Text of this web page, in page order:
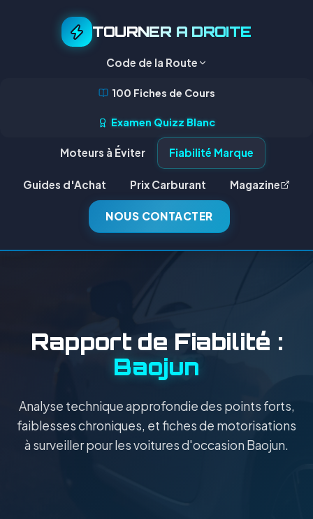
TOURNER A DROITE
Code de la Route
100 Fiches de Cours
Examen Quizz Blanc
Moteurs à Éviter Fiabilité Marque
Guides d'Achat Prix Carburant Magazine
NOUS CONTACTER
Rapport de Fiabilité :
Baojun
Analyse technique approfondie des points forts,
faiblesses chroniques, et fiches de motorisations
à surveiller pour les voitures d'occasion Baojun.